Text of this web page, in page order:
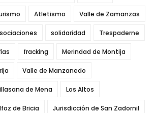
Atletismo Valle de Zamanzas
solidaridad Trespaderne
fracking Merindad de Montija
Valle de Manzanedo
de Mena Los Altos
de Bricia Jurisdicción de San Zadornil